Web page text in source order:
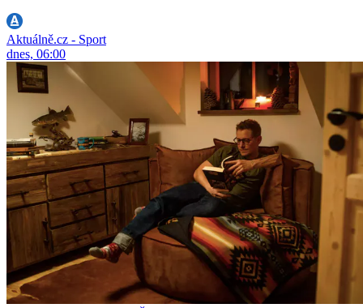
Aktuálně.cz - Sport
dnes, 06:00